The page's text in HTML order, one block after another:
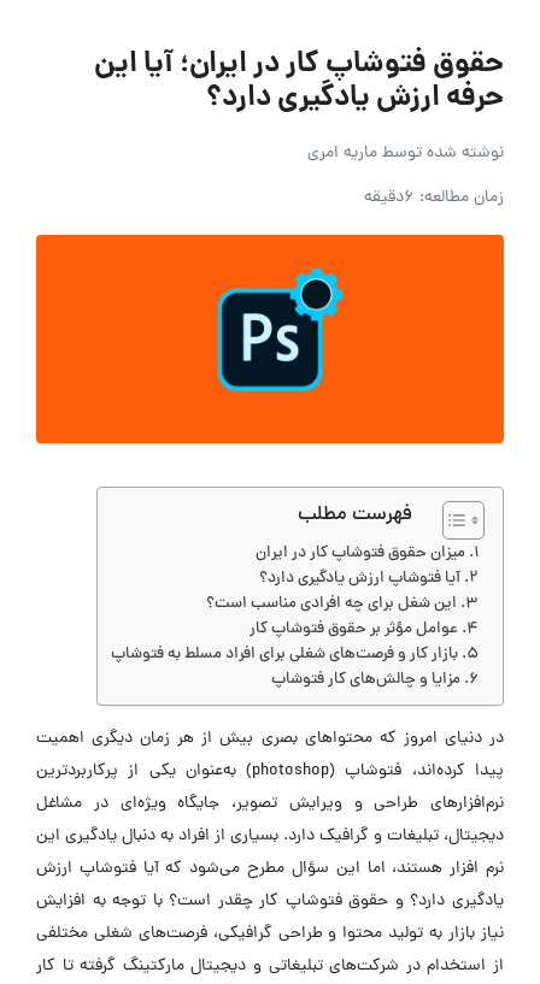
حقوق فتوشاپ کار در ایران؛ آیا این
حرفه ارزش یادگیری دارد؟
نوشته شده توسطماریه امری
زمان مطالعه: 6دقیقه
فهرست مطلب
میزان حقوق فتوشاپ کار در ایران
آیا فتوشاپ ارزش یادگیری دارد؟
این شغل برای چه افرادی مناسب است؟
عوامل مؤثر بر حقوق فتوشاپ کار
بازار کار و فرصت‌های شغلی برای افراد مسلط به فتوشاپ
مزایا و چالش‌های کار فتوشاپ
در دنیای امروز که محتواهای بصری بیش از هر زمان دیگری اهمیت
پیدا کرده‌اند، فتوشاپ (photoshop) به‌عنوان یکی از پرکاربردترین
نرم‌افزارهای طراحی و ویرایش تصویر، جایگاه ویژه‌ای در مشاغل
دیجیتال، تبلیغات و گرافیک دارد. بسیاری از افراد به دنبال یادگیری این
نرم افزار هستند، اما این سؤال مطرح می‌شود که آیا فتوشاپ ارزش
یادگیری دارد؟ و حقوق فتوشاپ کار چقدر است؟ با توجه به افزایش
نیاز بازار به تولید محتوا و طراحی گرافیکی، فرصت‌های شغلی مختلفی
از استخدام در شرکت‌های تبلیغاتی و دیجیتال مارکتینگ گرفته تا کار